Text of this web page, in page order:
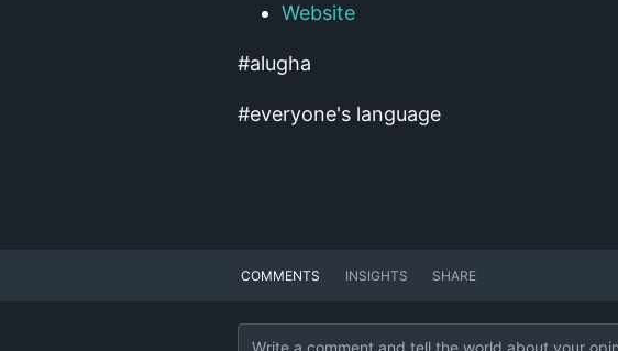
Website
#alugha
#everyone's language
COMMENTS INSIGHTS SHARE